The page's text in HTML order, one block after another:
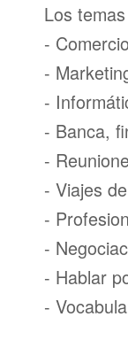
Los
-
-
-
- Banca,
-
- Viajes
-
-
- Hablar
-